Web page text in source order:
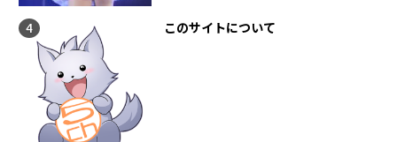
このサイトについて